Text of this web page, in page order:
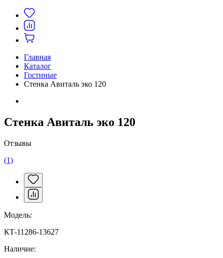
Главная
Каталог
Гостиные
Стенка Авиталь эко 120
Стенка Авиталь эко 120
Отзывы
(1)
Модель:
КТ-11286-13627
Наличие: